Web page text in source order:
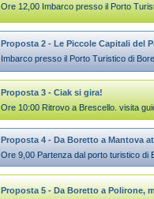
Ore 12,00 Imbarco presso il Porto
Proposta 2 - Le Piccole Capitali del
Imbarco presso il Porto Turistico di
Proposta 3 - Ciak si gira!
Ore 10:00 Ritrovo a Brescello. visita
Proposta 4 - Da Boretto a Mantova
Ore 9,00 Partenza dal porto turistico di
Proposta 5 - Da Boretto a Polirone,